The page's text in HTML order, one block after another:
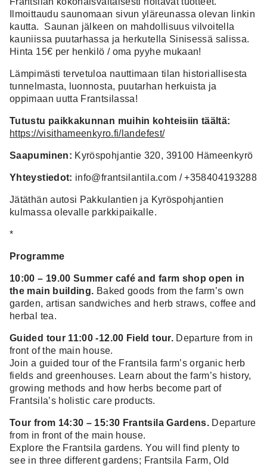
Ilmoittaudu saunomaan sivun yläreunassa olevan linkin
kautta. Saunan jälkeen on mahdollisuus vilvoitella
kauniissa puutarhassa ja herkutella Sinisessä salissa.
Hinta 15€ per henkilö / oma pyyhe mukaan!
Lämpimästi tervetuloa nauttimaan tilan historiallisesta
tunnelmasta, luonnosta, puutarhan herkuista ja
oppimaan uutta Frantsilassa!
Tutustu paikkakunnan muihin kohteisiin täältä:
https://visithameenkyro.fi/landefest/
Saapuminen: Kyröspohjantie 320, 39100 Hämeenkyrö
Yhteystiedot: info@frantsilantila.com / +358404193288
Jätäthän autosi Pakkulantien ja Kyröspohjantien
kulmassa olevalle parkkipaikalle.
*
Programme
10:00 – 19.00 Summer café and farm shop open in
the main building. Baked goods from the farm’s own
garden, artisan sandwiches and herb straws, coffee and
herbal tea.
Guided tour 11:00 -12.00 Field tour.Departure from in
front of the main house.
Join a guided tour of the Frantsila farm’s organic herb
fields and greenhouses. Learn about the farm’s history,
growing methods and how herbs become part of
Frantsila’s holistic care products.
Tour from 14:30 – 15:30 Frantsila Gardens. Departure
from in front of the main house.
Explore the Frantsila gardens. You will find plenty to
see in three different gardens; Frantsila Farm, Old